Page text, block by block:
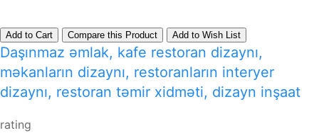
Add to Cart Compare this Product Add to Wish List
Daşınmaz əmlak, kafe restoran dizaynı,
məkanların dizaynı, restoranların interyer
dizaynı, restoran təmir xidməti, dizayn inşaat
rating